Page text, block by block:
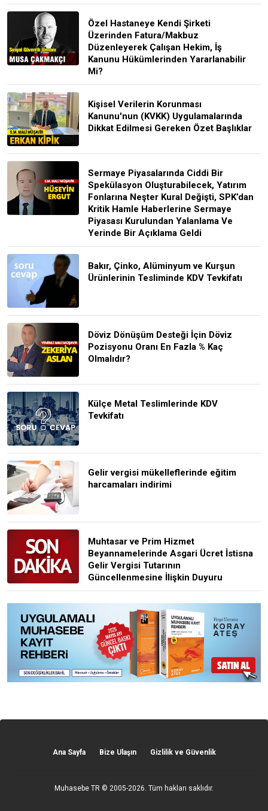
Özel Hastaneye Kendi Şirketi
Üzerinden Fatura/Makbuz
Düzenleyerek Çalışan Hekim, İş
Kanunu Hükümlerinden Yararlanabilir
Mi?
Kişisel Verilerin Korunması
Kanunu'nun (KVKK) Uygulamalarında
Dikkat Edilmesi Gereken Özet Başlıklar
Sermaye Piyasalarında Ciddi Bir
Spekülasyon Oluşturabilecek, Yatırım
Fonlarına Neşter Kural Değişti, SPK’dan
Kritik Hamle Haberlerine Sermaye
Piyasası Kurulundan Yalanlama Ve
Yerinde Bir Açıklama Geldi
Bakır, Çinko, Alüminyum ve Kurşun
Ürünlerinin Tesliminde KDV Tevkifatı
Döviz Dönüşüm Desteği İçin Döviz
Pozisyonu Oranı En Fazla % Kaç
Olmalıdır?
Külçe Metal Teslimlerinde KDV
Tevkifatı
Gelir vergisi mükelleflerinde eğitim
harcamaları indirimi
Muhtasar ve Prim Hizmet
Beyannamelerinde Asgari Ücret İstisna
Gelir Vergisi Tutarının
Güncellenmesine İlişkin Duyuru
Ana Sayfa Bize Ulaşın Gizlilik ve Güvenlik
Muhasebe TR © 2005-2026. Tüm hakları saklıdır.